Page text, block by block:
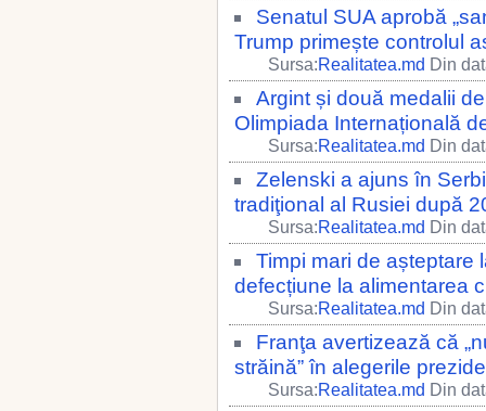
Senatul SUA aprobă
Trump primește controlul
Sursa:Realitatea.md Din
Argint și două medalii
Olimpiada Internațională
Sursa:Realitatea.md Din
Zelenski a ajuns în
tradiţional al Rusiei după
Sursa:Realitatea.md Din
Timpi mari de așteptare
defecțiune la alimentarea
Sursa:Realitatea.md Din
Franţa avertizează că
străină” în alegerile
Sursa:Realitatea.md Din